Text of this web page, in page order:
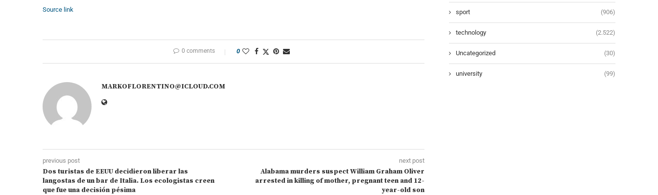
Source link
0 comments 0
MARKOFLORENTINO@ICLOUD.COM
previous post
Dos turistas de EEUU decidieron liberar las
langostas de un bar de Italia. Los ecologistas creen
que fue una decisión pésima
next post
Alabama murders suspect William Graham Oliver
arrested in killing of mother, pregnant teen and 12-
year-old son
sport (906)
technology (2.522)
Uncategorized (30)
university (99)